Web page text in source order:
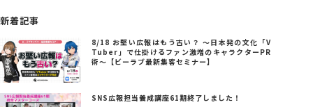
新着記事
8/18 お堅い広報はもう古い？ ～日本発の文化「V
Tuber」で仕掛けるファン激増のキャラクターPR
術～【ビーラブ最新集客セミナー】
SNS広報担当養成講座61期終了しました！